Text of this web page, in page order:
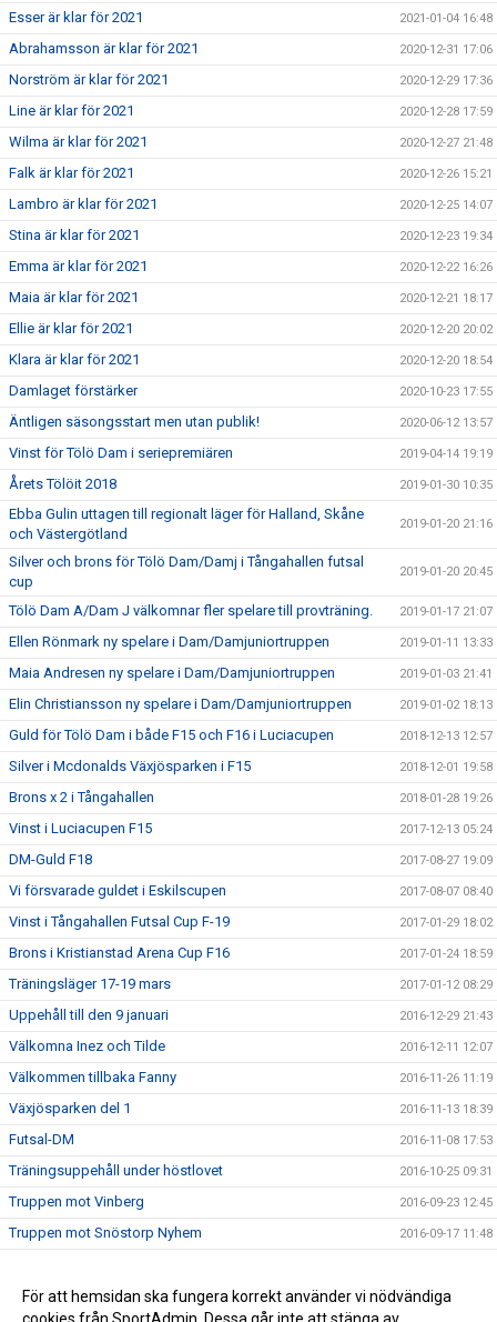
Esser är klar för 2021 2021-01-04 16:48
Abrahamsson är klar för 2021 2020-12-31 17:06
Norström är klar för 2021 2020-12-29 17:36
Line är klar för 2021 2020-12-28 17:59
Wilma är klar för 2021 2020-12-27 21:48
Falk är klar för 2021 2020-12-26 15:21
Lambro är klar för 2021 2020-12-25 14:07
Stina är klar för 2021 2020-12-23 19:34
Emma är klar för 2021 2020-12-22 16:26
Maia är klar för 2021 2020-12-21 18:17
Ellie är klar för 2021 2020-12-20 20:02
Klara är klar för 2021 2020-12-20 18:54
Damlaget förstärker 2020-10-23 17:55
Äntligen säsongsstart men utan publik! 2020-06-12 13:57
Vinst för Tölö Dam i seriepremiären 2019-04-14 19:19
Årets Tölöit 2018 2019-01-30 10:35
Ebba Gulin uttagen till regionalt läger för Halland, Skåne
och Västergötland
2019-01-20 21:16
Silver och brons för Tölö Dam/Damj i Tångahallen futsal
cup
2019-01-20 20:45
Tölö Dam A/Dam J välkomnar fler spelare till provträning. 2019-01-17 21:07
Ellen Rönmark ny spelare i Dam/Damjuniortruppen 2019-01-11 13:33
Maia Andresen ny spelare i Dam/Damjuniortruppen 2019-01-03 21:41
Elin Christiansson ny spelare i Dam/Damjuniortruppen 2019-01-02 18:13
Guld för Tölö Dam i både F15 och F16 i Luciacupen 2018-12-13 12:57
Silver i Mcdonalds Växjösparken i F15 2018-12-01 19:58
Brons x 2 i Tångahallen 2018-01-28 19:26
Vinst i Luciacupen F15 2017-12-13 05:24
DM-Guld F18 2017-08-27 19:09
Vi försvarade guldet i Eskilscupen 2017-08-07 08:40
Vinst i Tångahallen Futsal Cup F-19 2017-01-29 18:02
Brons i Kristianstad Arena Cup F16 2017-01-24 18:59
Träningsläger 17-19 mars 2017-01-12 08:29
Uppehåll till den 9 januari 2016-12-29 21:43
Välkomna Inez och Tilde 2016-12-11 12:07
Välkommen tillbaka Fanny 2016-11-26 11:19
Växjösparken del 1 2016-11-13 18:39
Futsal-DM 2016-11-08 17:53
Träningsuppehåll under höstlovet 2016-10-25 09:31
Truppen mot Vinberg 2016-09-23 12:45
Truppen mot Snöstorp Nyhem 2016-09-17 11:48
Truppen mot Löftadalen 2016-09-12 19:12
För att hemsidan ska fungera korrekt använder vi nödvändiga